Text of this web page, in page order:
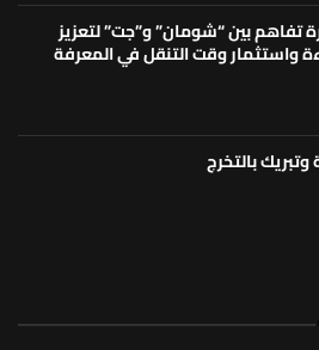
تفاهم بين “شومان” و”جت” لتعزيز
واستثمار وقت التنقل في المعرفة
وتبريك بالتخرج